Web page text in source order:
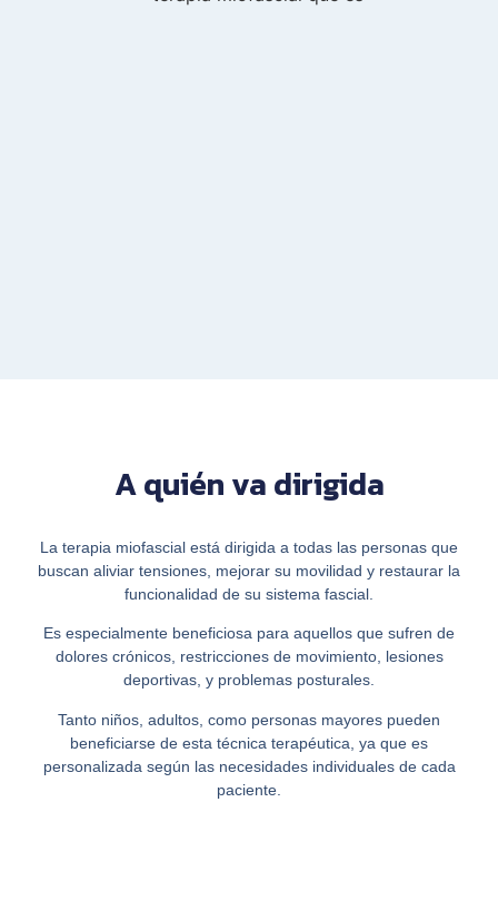
A quién va dirigida
La terapia miofascial está dirigida a todas las personas que
buscan aliviar tensiones, mejorar su movilidad y restaurar la
funcionalidad de su sistema fascial.
Es especialmente beneficiosa para aquellos que sufren de
dolores crónicos, restricciones de movimiento, lesiones
deportivas, y problemas posturales.
Tanto niños, adultos, como personas mayores pueden
beneficiarse de esta técnica terapéutica, ya que es
personalizada según las necesidades individuales de cada
paciente.